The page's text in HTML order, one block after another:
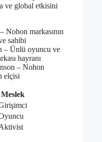
ve global etkisini
Nohon markasının
sahibi
– Ünlü oyuncu ve
hayranı
– Nohon
elçisi
Meslek